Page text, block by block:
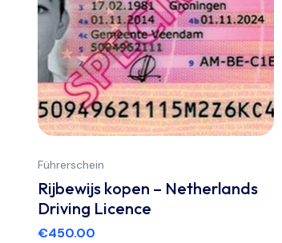
Führerschein
Rijbewijs kopen – Netherlands
Driving Licence
€450.00